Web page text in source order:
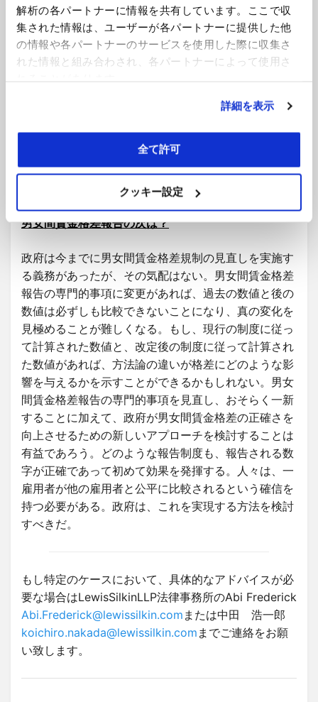
解析の各パートナーに情報を共有しています。ここで収
集された情報は、ユーザーが各パートナーに提供した他
の情報や各パートナーのサービスを使用した際に収集さ
れた情報と組み合わされ、各パートナーによって使用さ
詳細を表示
全て許可
クッキー設定
男女間賃金格差報告制度は、格差が正確であり正しく
計算されていると従業員や一般市民が確信できる場合
に、最も効果的に機能する。雇用主の格差は、法定責
任者によって正確であることが確認されなければなら
理想的には、平等人権委員会が十分な資金と支援を受
け、公表される統計の正確性を高めることを目的とし
た新しいアプローチを採用することである。
男女間賃金格差報告の次は？
政府は今までに男女間賃金格差規制の見直しを実施す
る義務があったが、その気配はない。男女間賃金格差
報告の専門的事項に変更があれば、過去の数値と後の
数値は必ずしも比較できないことになり、真の変化を
見極めることが難しくなる。もし、現行の制度に従っ
て計算された数値と、改定後の制度に従って計算され
た数値があれば、方法論の違いが格差にどのような影
響を与えるかを示すことができるかもしれない。男女
間賃金格差報告の専門的事項を見直し、おそらく一新
することに加えて、政府が男女間賃金格差の正確さを
向上させるための新しいアプローチを検討することは
有益であろう。どのような報告制度も、報告される数
字が正確であって初めて効果を発揮する。人々は、一
雇用者が他の雇用者と公平に比較されるという確信を
持つ必要がある。政府は、これを実現する方法を検討
すべきだ。
もし特定のケースにおいて、具体的なアドバイスが必
要な場合はLewisSilkinLLP法律事務所のAbi Frederick
Abi.Frederick@lewissilkin.com または中田 浩一郎
koichiro.nakada@lewissilkin.com までご連絡をお願
い致します。